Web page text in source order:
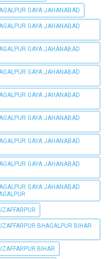
GAYA JAHANABAD
GAYA JAHANABAD
GAYA JAHANABAD
GAYA JAHANABAD
GAYA JAHANABAD
GAYA JAHANABAD
GAYA JAHANABAD
GAYA JAHANABAD
GAYA JAHANABAD
BHAGALPUR BIHAR
BIHAR